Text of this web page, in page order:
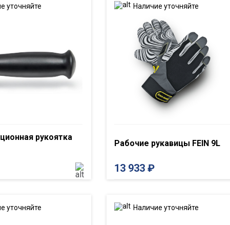
уточняйте
рукоятка
Наличие уточняйте
Рабочие рукавицы FEIN 9L
13 933 ₽
уточняйте Наличие уточняйте